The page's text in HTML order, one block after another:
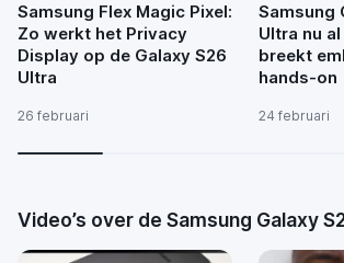
Samsung Flex Magic Pixel:
Zo werkt het Privacy
Display op de Galaxy S26
Ultra
26 februari
Samsung
Ultra nu
breekt
hands-on
24 februari
Video’s over de Samsung Galaxy